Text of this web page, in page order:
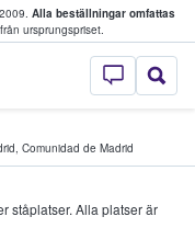
Alla beställningar omfattas
ursprungspriset.
StubHub – där
, Comunidad de Madrid
ståplatser. Alla platser är